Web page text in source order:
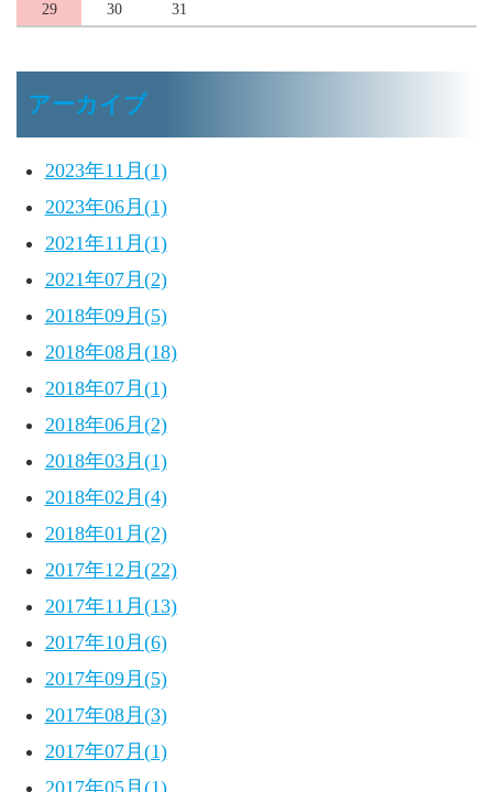
29
30 31
アーカイブ
2023年11月(1)
2023年06月(1)
2021年11月(1)
2021年07月(2)
2018年09月(5)
2018年08月(18)
2018年07月(1)
2018年06月(2)
2018年03月(1)
2018年02月(4)
2018年01月(2)
2017年12月(22)
2017年11月(13)
2017年10月(6)
2017年09月(5)
2017年08月(3)
2017年07月(1)